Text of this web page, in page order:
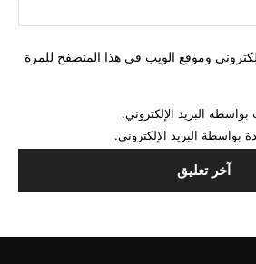
وموقع الويب في هذا المتصفح للمرة
بواسطة البريد الإلكتروني.
بواسطة البريد الإلكتروني.